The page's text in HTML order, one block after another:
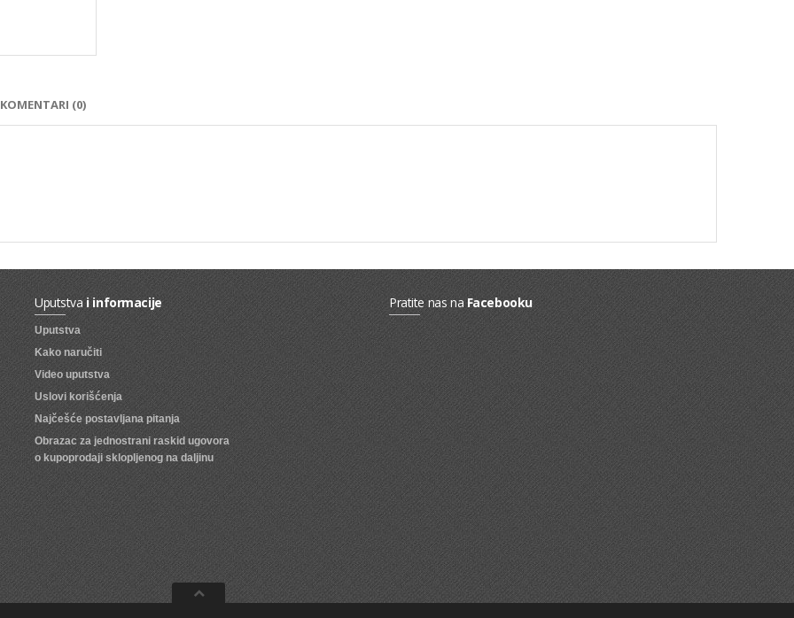
KOMENTARI (0)
Uputstva i informacije
Uputstva
Kako naručiti
Video uputstva
Uslovi korišćenja
Najčešće postavljana pitanja
Obrazac za jednostrani raskid ugovora
o kupoprodaji sklopljenog na daljinu
Pratite nas na Facebooku